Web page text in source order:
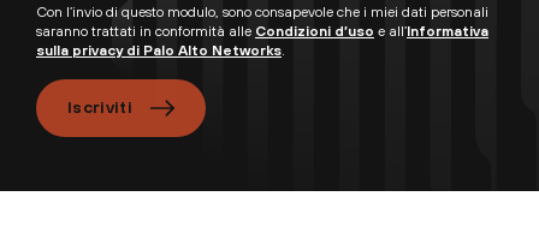
Con l’invio di questo modulo, sono consapevole che i miei dati personali
saranno trattati in conformità alle Condizioni d’uso e all’Informativa
sulla privacy di Palo Alto Networks
Iscriviti